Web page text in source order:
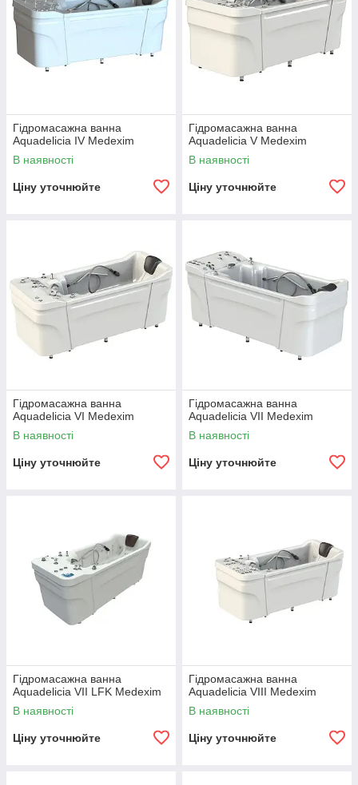
Гідромасажна ванна
Aquadelicia IV Medexim
В наявності
Ціну уточнюйте
Гідромасажна ванна
Aquadelicia V Medexim
В наявності
Ціну уточнюйте
Гідромасажна ванна
Aquadelicia VI Medexim
В наявності
Ціну уточнюйте
Гідромасажна ванна
Aquadelicia VII Medexim
В наявності
Ціну уточнюйте
Гідромасажна ванна
Aquadelicia VII LFK Medexim
В наявності
Ціну уточнюйте
Гідромасажна ванна
Aquadelicia VIII Medexim
В наявності
Ціну уточнюйте